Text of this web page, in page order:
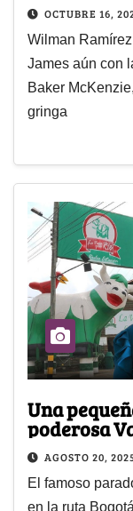
OCTUBRE 16,
Wilman
James aún con
Baker
gringa
Una
poderosa
AGOSTO 20,
El famoso
en la ruta